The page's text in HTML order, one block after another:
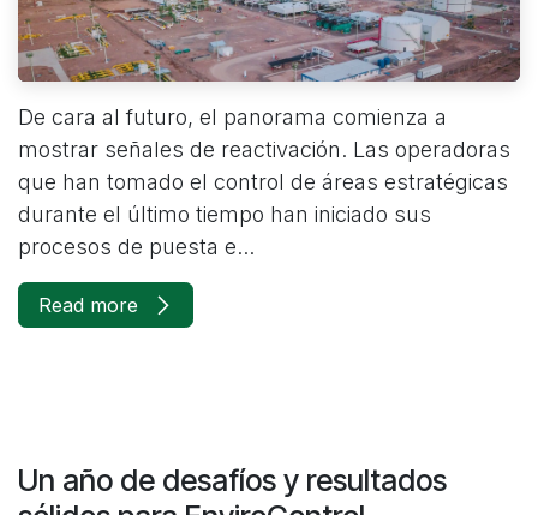
De cara al futuro, el panorama comienza a
mostrar señales de reactivación. Las operadoras
que han tomado el control de áreas estratégicas
durante el último tiempo han iniciado sus
procesos de puesta e...
Read more
Un año de desafíos y resultados